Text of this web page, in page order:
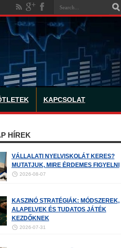
KAPCSOLAT
HÍREK
VÁLLALATI NYELVISKOLÁT KERES?
MUTATJUK, MIRE ÉRDEMES FIGYELNI
2026-08-07
KASZINÓ STRATÉGIÁK: MÓDSZEREK,
ALAPELVEK ÉS TUDATOS JÁTÉK
KEZDŐKNEK
2026-07-31